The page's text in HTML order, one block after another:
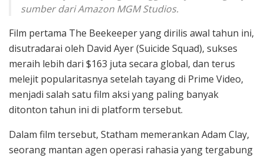
sumber dari Amazon MGM Studios.
Film pertama The Beekeeper yang dirilis awal tahun ini,
disutradarai oleh David Ayer (Suicide Squad), sukses
meraih lebih dari $163 juta secara global, dan terus
melejit popularitasnya setelah tayang di Prime Video,
menjadi salah satu film aksi yang paling banyak
ditonton tahun ini di platform tersebut.
Dalam film tersebut, Statham memerankan Adam Clay,
seorang mantan agen operasi rahasia yang tergabung